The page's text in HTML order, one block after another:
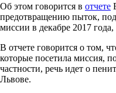
Об этом говорится в отчете
предотвращению пыток,
миссии в декабре 2017 года,
В отчете говорится о том,
которые посетила миссия,
частности, речь идет о
Львове.